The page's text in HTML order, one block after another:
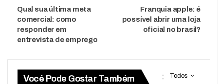
Qual sua última meta
comercial: como
responder em
entrevista de emprego
Franquia apple: é
possível abrir uma loja
oficial no brasil?
Todos
Você Pode Gostar Também